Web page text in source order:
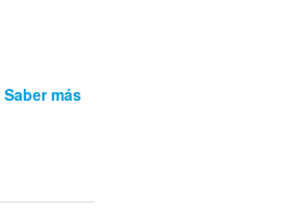
Saber más